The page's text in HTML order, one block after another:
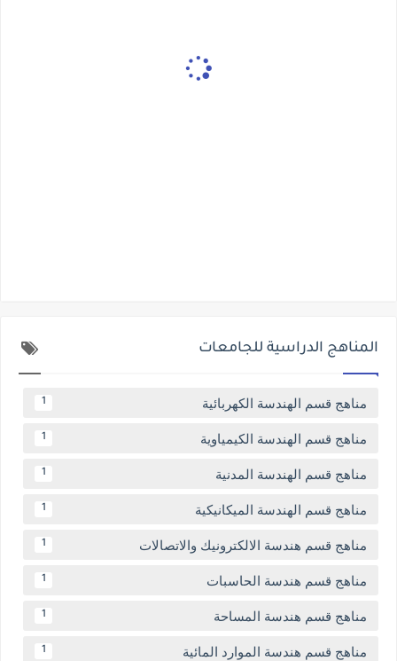
المناهج الدراسية للجامعات
مناهج قسم الهندسة الكهربائية 1
مناهج قسم الهندسة الكيمياوية 1
مناهج قسم الهندسة المدنية 1
مناهج قسم الهندسة الميكانيكية 1
مناهج قسم هندسة الالكترونيك والاتصالات 1
مناهج قسم هندسة الحاسبات 1
مناهج قسم هندسة المساحة 1
مناهج قسم هندسة الموارد المائية 1